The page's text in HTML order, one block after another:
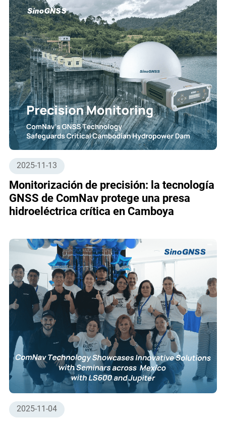
2025-11-13
Monitorización de precisión: la tecnología
GNSS de ComNav protege una presa
hidroeléctrica crítica en Camboya
2025-11-04